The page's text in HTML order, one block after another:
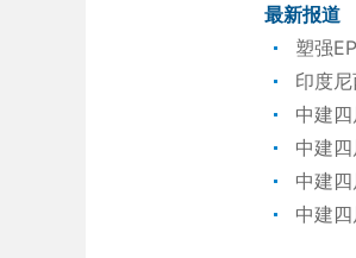
最新报道
塑强
印度
中建
中建
中建
中建